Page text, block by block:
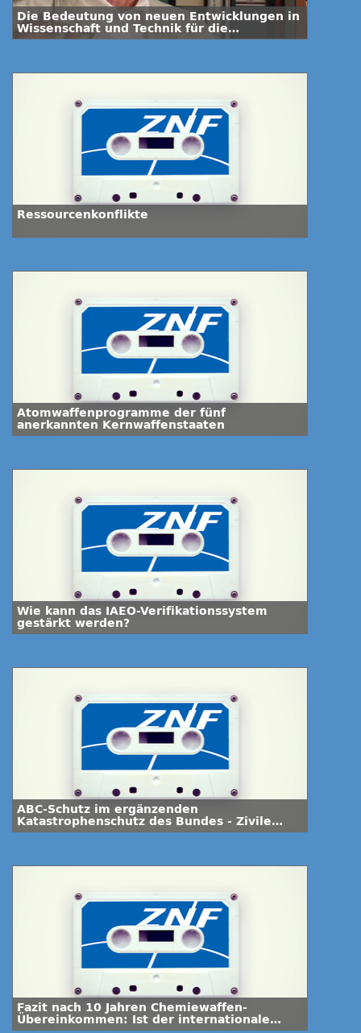
Die Bedeutung von neuen Entwicklungen in
Wissenschaft und Technik für die
Biowaffenkontrolle-Interview mit Dr.
Ressourcenkonflikte
Atomwaffenprogramme der fünf
anerkannten Kernwaffenstaaten
Wie kann das IAEO-Verifikationssystem
gestärkt werden?
ABC-Schutz im ergänzenden
Katastrophenschutz des Bundes - Zivile
Potenziale
Fazit nach 10 Jahren Chemiewaffen-
Übereinkommen: Ist der internationale